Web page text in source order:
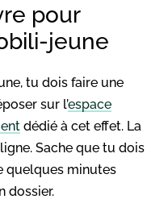
pour
jeune
tu dois faire une
sur l’espace
dédié à cet effet. La
Sache que tu dois
quelques minutes
dossier.